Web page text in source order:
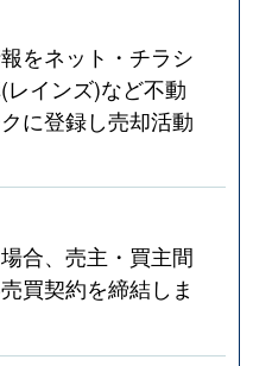
をネット・チラシ
インズ)など不動
に登録し売却活動
合、売主・買主間
買契約を締結しま